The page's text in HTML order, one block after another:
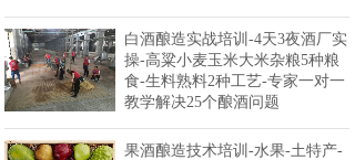
白酒酿造实战培训-4天3夜酒厂实
操-高粱小麦玉米大米杂粮5种粮
食-生料熟料2种工艺-专家一对一
教学解决25个酿酒问题
果酒酿造技术培训-水果-土特产-